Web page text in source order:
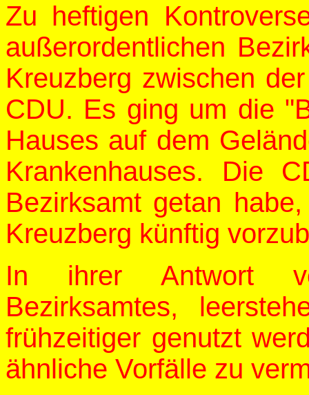
Zu heftigen
außerordentlichen
Kreuzberg zwischen
CDU. Es ging um die
Hauses auf dem
Krankenhauses. Die
Bezirksamt getan
Kreuzberg künftig
In ihrer Antwort
Bezirksamtes,
frühzeitiger genutzt
ähnliche Vorfälle zu